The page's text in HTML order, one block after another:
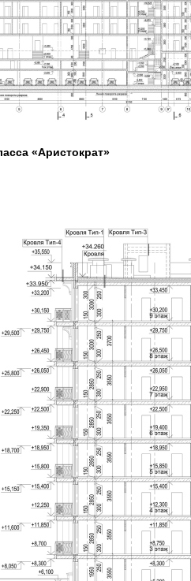
«Аристократ»